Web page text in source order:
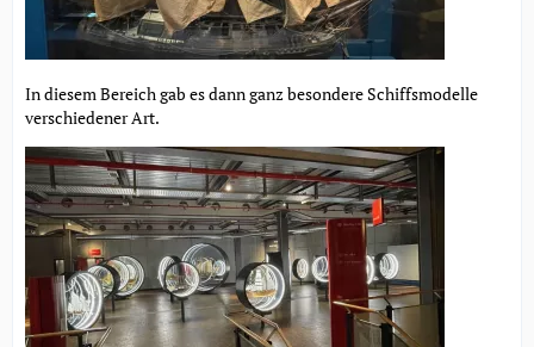
In diesem Bereich gab es dann ganz besondere Schiffsmodelle
verschiedener Art.